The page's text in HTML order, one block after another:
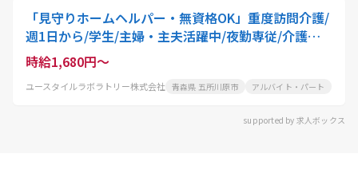
「見守りホームヘルパー・無資格OK」重度訪問介護/
週1日から/学生/主婦・主夫活躍中/夜勤専従/介護職
員
時給1,680円～
ユースタイルラボラトリー株式会社 青森県 五所川原市 アルバイト・パート
supported by 求人ボックス